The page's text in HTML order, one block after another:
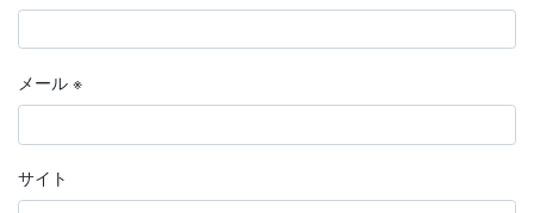
メール ※
サイト